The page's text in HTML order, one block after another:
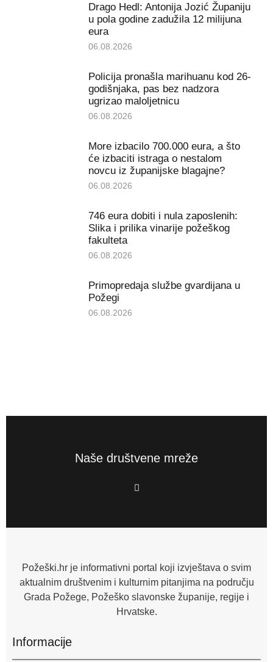
Drago Hedl: Antonija Jozić Županiju
u pola godine zadužila 12 milijuna
eura
06.08.2026
Policija pronašla marihuanu kod 26-
godišnjaka, pas bez nadzora
ugrizao maloljetnicu
06.08.2026
More izbacilo 700.000 eura, a što
će izbaciti istraga o nestalom
novcu iz županijske blagajne?
06.08.2026
746 eura dobiti i nula zaposlenih:
Slika i prilika vinarije požeškog
fakulteta
06.08.2026
Primopredaja službe gvardijana u
Požegi
06.08.2026
Naše društvene mreže
F
a
o
f
Požeški.hr je informativni portal koji izvještava o svim
aktualnim društvenim i kulturnim pitanjima na području
Grada Požege, Požeško slavonske županije, regije i
Hrvatske.
Informacije